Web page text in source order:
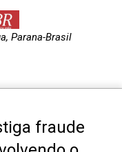
Parana-Brasil
fraude